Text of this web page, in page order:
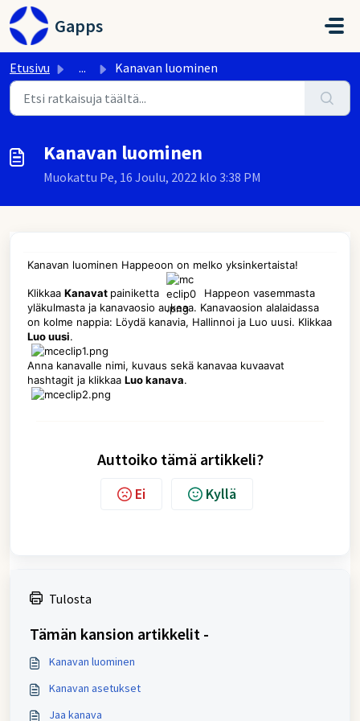
Siirry pääsisältöön
Gapps
Etusivu ... Kanavan luominen
Kanavan luominen
Muokattu Pe, 16 Joulu, 2022 klo 3:38 PM
Kanavan luominen Happeoon on melko yksinkertaista!
Klikkaa Kanavat painiketta
Happeon vasemmasta
yläkulmasta ja kanavaosio aukeaa. Kanavaosion alalaidassa
on kolme nappia: Löydä kanavia, Hallinnoi ja Luo uusi. Klikkaa
Luo uusi.
Anna kanavalle nimi, kuvaus sekä kanavaa kuvaavat
hashtagit ja klikkaa Luo kanava.
Auttoiko tämä artikkeli?
Ei Kyllä
Tulosta
Tämän kansion artikkelit -
Kanavan luominen
Kanavan asetukset
Jaa kanava